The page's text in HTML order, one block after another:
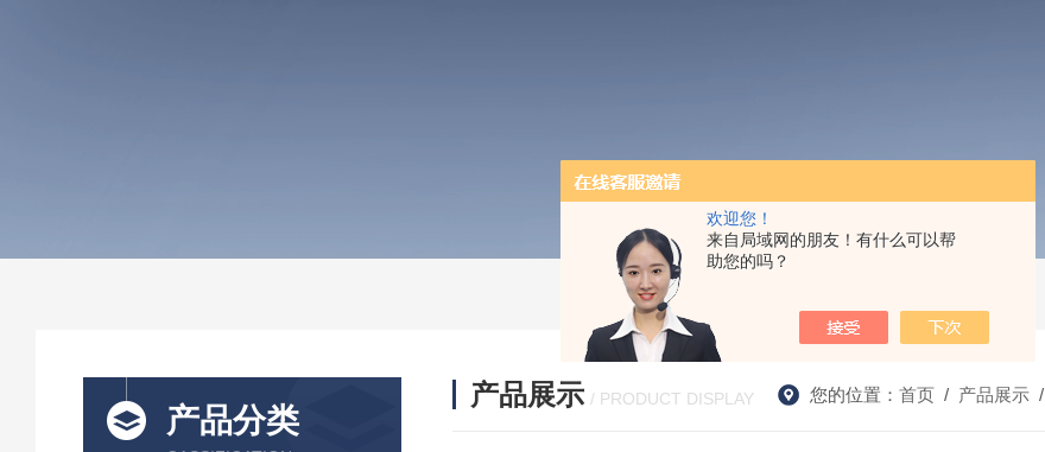
欢迎您！
来自局域网的朋友！有什么可以帮
助您的吗？
产品分类
产品展示 / PRODUCT DISPLAY 您的位置： 首页/ 产品展示/